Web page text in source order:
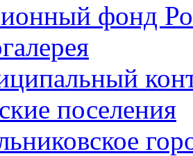
фонд
поселения